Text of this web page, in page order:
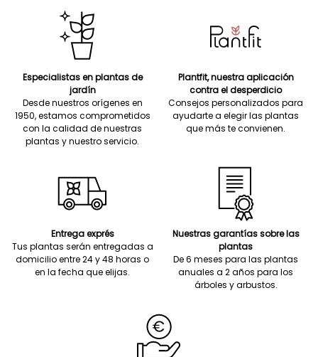
Especialistas en plantas de
jardín
Desde nuestros orígenes en
1950, estamos comprometidos
con la calidad de nuestras
plantas y nuestro servicio.
Plantfit, nuestra aplicación
contra el desperdicio
Consejos personalizados para
ayudarte a elegir las plantas
que más te convienen.
Entrega exprés
Tus plantas serán entregadas a
domicilio entre 24 y 48 horas o
en la fecha que elijas.
Nuestras garantías sobre las
plantas
De 6 meses para las plantas
anuales a 2 años para los
árboles y arbustos.